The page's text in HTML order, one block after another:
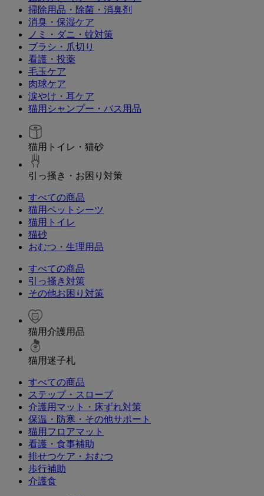
掃除用品・除菌・消臭剤
消臭・保湿ケア
ノミ・ダニ・蚊対策
ブラシ・爪切り
看護・投薬
毛玉ケア
肉球ケア
涙やけ・耳ケア
猫用シャンプー・バス用品
猫用トイレ・猫砂
引っ掻き・お困り対策
すべての商品
猫用ペットシーツ
猫用トイレ
猫砂
おむつ・生理用品
すべての商品
引っ掻き対策
その他お困り対策
猫用介護用品
猫用迷子札
すべての商品
ステップ・スロープ
介護用マット・床ずれ対策
保温・防寒・その他サポート
猫用フロアマット
看護・食事補助
排せつケア・おむつ
歩行補助
介護食